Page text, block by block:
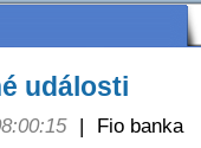
události
| Fio banka